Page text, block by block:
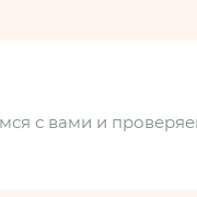
с вами и